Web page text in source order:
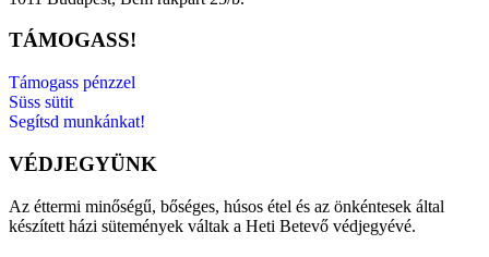
TÁMOGASS!
Támogass pénzzel
Süss sütit
Segítsd munkánkat!
VÉDJEGYÜNK
Az éttermi minőségű, bőséges, húsos étel és az önkéntesek által
készített házi sütemények váltak a Heti Betevő védjegyévé.